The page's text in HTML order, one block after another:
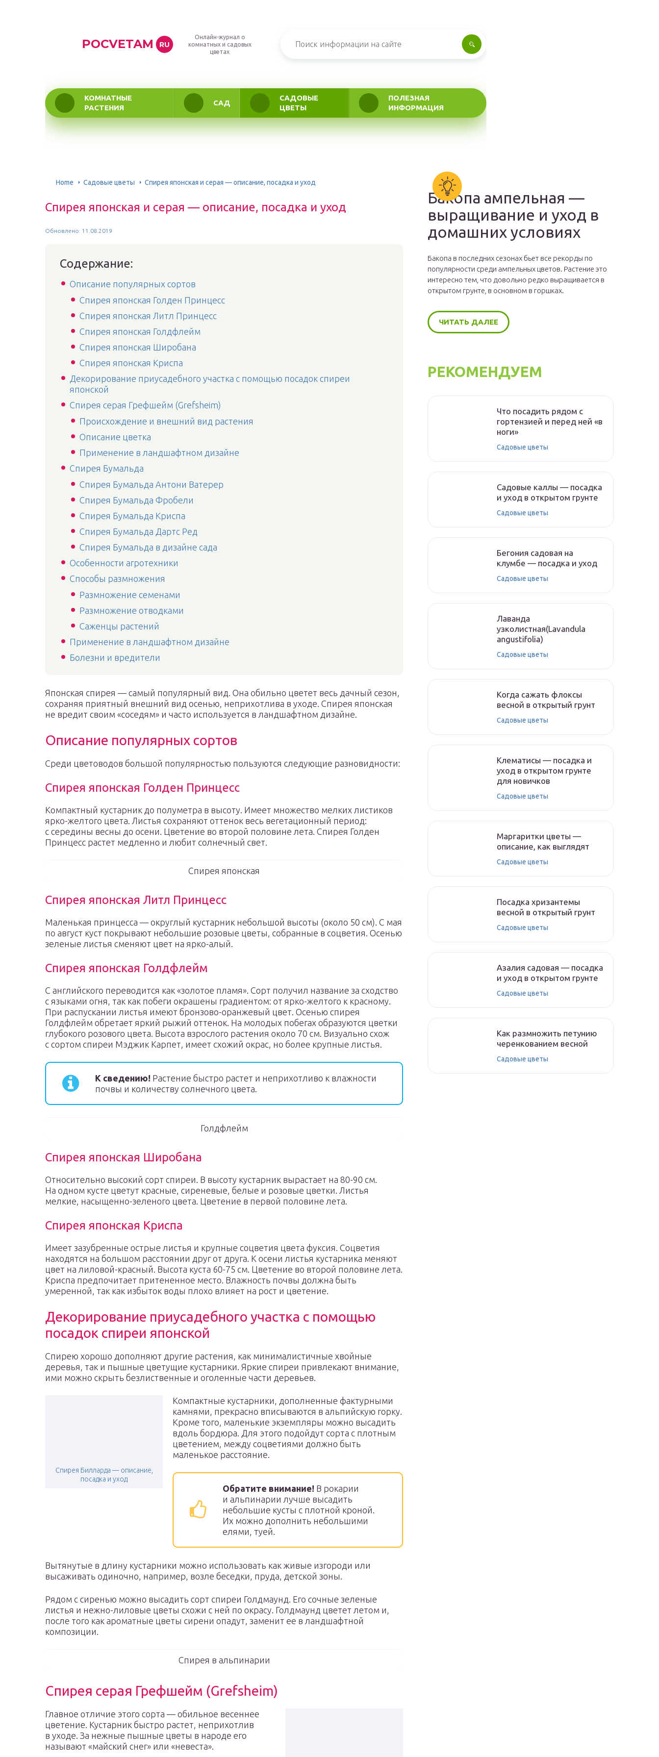
POCVETAM RU
Онлайн-журнал о
комнатных и садовых
цветах
КОМНАТНЫЕ
РАСТЕНИЯ
САД
САДОВЫЕ
ЦВЕТЫ
ПОЛЕЗНАЯ
ИНФОРМАЦИЯ
Home Садовые цветы Спирея японская и серая — описание, посадка и уход
Спирея японская и серая — описание, посадка и уход
Обновлено: 11.08.2019
Содержание:
Описание популярных сортов
Спирея японская Голден Принцесс
Спирея японская Литл Принцесс
Спирея японская Голдфлейм
Спирея японская Широбана
Спирея японская Криспа
Декорирование приусадебного участка с помощью посадок спиреи
японской
Спирея серая Грефшейм (Grefsheim)
Происхождение и внешний вид растения
Описание цветка
Применение в ландшафтном дизайне
Спирея Бумальда
Спирея Бумальда Антони Ватерер
Спирея Бумальда Фробели
Спирея Бумальда Криспа
Спирея Бумальда Дартс Ред
Спирея Бумальда в дизайне сада
Особенности агротехники
Способы размножения
Размножение семенами
Размножение отводками
Саженцы растений
Применение в ландшафтном дизайне
Болезни и вредители
Японская спирея — самый популярный вид. Она обильно цветет весь дачный сезон,
сохраняя приятный внешний вид осенью, неприхотлива в уходе. Спирея японская
не вредит своим «соседям» и часто используется в ландшафтном дизайне.
Описание популярных сортов
Среди цветоводов большой популярностью пользуются следующие разновидности:
Спирея японская Голден Принцесс
Компактный кустарник до полуметра в высоту. Имеет множество мелких листиков
ярко-желтого цвета. Листья сохраняют оттенок весь вегетационный период:
с середины весны до осени. Цветение во второй половине лета. Спирея Голден
Принцесс растет медленно и любит солнечный свет.
Спирея японская
Спирея японская Литл Принцесс
Маленькая принцесса — округлый кустарник небольшой высоты (около 50 см). С мая
по август куст покрывают небольшие розовые цветы, собранные в соцветия. Осенью
зеленые листья сменяют цвет на ярко-алый.
Спирея японская Голдфлейм
С английского переводится как «золотое пламя». Сорт получил название за сходство
с языками огня, так как побеги окрашены градиентом: от ярко-желтого к красному.
При распускании листья имеют бронзово-оранжевый цвет. Осенью спирея
Голдфлейм обретает яркий рыжий оттенок. На молодых побегах образуются цветки
глубокого розового цвета. Высота взрослого растения около 70 см. Визуально схож
с сортом спиреи Мэджик Карпет, имеет схожий окрас, но более крупные листья.
К сведению! Растение быстро растет и неприхотливо к влажности
почвы и количеству солнечного цвета.
Голдфлейм
Спирея японская Широбана
Относительно высокий сорт спиреи. В высоту кустарник вырастает на 80-90 см.
На одном кусте цветут красные, сиреневые, белые и розовые цветки. Листья
мелкие, насыщенно-зеленого цвета. Цветение в первой половине лета.
Спирея японская Криспа
Имеет зазубренные острые листья и крупные соцветия цвета фуксия. Соцветия
находятся на большом расстоянии друг от друга. К осени листья кустарника меняют
цвет на лиловой-красный. Высота куста 60-75 см. Цветение во второй половине лета.
Криспа предпочитает притененное место. Влажность почвы должна быть
умеренной, так как избыток воды плохо влияет на рост и цветение.
Декорирование приусадебного участка с помощью
посадок спиреи японской
Спирею хорошо дополняют другие растения, как минималистичные хвойные
деревья, так и пышные цветущие кустарники. Яркие спиреи привлекают внимание,
ими можно скрыть безлиственные и оголенные части деревьев.
Спирея Билларда — описание,
посадка и уход
Компактные кустарники, дополненные фактурными
камнями, прекрасно вписываются в альпийскую горку.
Кроме того, маленькие экземпляры можно высадить
вдоль бордюра. Для этого подойдут сорта с плотным
цветением, между соцветиями должно быть
маленькое расстояние.
Обратите внимание! В рокарии
и альпинарии лучше высадить
небольшие кусты с плотной кроной.
Их можно дополнить небольшими
елями, туей.
Вытянутые в длину кустарники можно использовать как живые изгороди или
высаживать одиночно, например, возле беседки, пруда, детской зоны.
Рядом с сиренью можно высадить сорт спиреи Голдмаунд. Его сочные зеленые
листья и нежно-лиловые цветы схожи с ней по окрасу. Голдмаунд цветет летом и,
после того как ароматные цветы сирени опадут, заменит ее в ландшафтной
композиции.
Спирея в альпинарии
Спирея серая Грефшейм (Grefsheim)
Главное отличие этого сорта — обильное весеннее
цветение. Кустарник быстро растет, неприхотлив
в уходе. За нежные пышные цветы в народе его
называют «майский снег» или «невеста».
Бакопа ампельная —
выращивание и уход в
домашних условиях
Бакопа в последних сезонах бьет все рекорды по
популярности среди ампельных цветов. Растение это
интересно тем, что довольно редко выращивается в
открытом грунте, в основном в горшках.
ЧИТАТЬ ДАЛЕЕ
РЕКОМЕНДУЕМ
Что посадить рядом с
гортензией и перед ней «в
ноги»
Садовые цветы
Садовые каллы — посадка
и уход в открытом грунте
Садовые цветы
Бегония садовая на
клумбе — посадка и уход
Садовые цветы
Лаванда
узколистная(Lavandula
angustifolia)
Садовые цветы
Когда сажать флоксы
весной в открытый грунт
Садовые цветы
Клематисы — посадка и
уход в открытом грунте
для новичков
Садовые цветы
Маргаритки цветы —
описание, как выглядят
Садовые цветы
Посадка хризантемы
весной в открытый грунт
Садовые цветы
Азалия садовая — посадка
и уход в открытом грунте
Садовые цветы
Как размножить петунию
черенкованием весной
Садовые цветы